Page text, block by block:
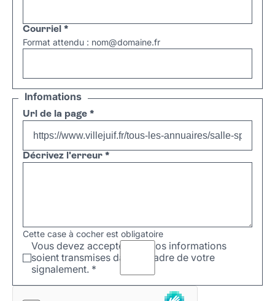
Courriel *
Format attendu : nom@domaine.fr
Infomations
Url de la page *
Décrivez l'erreur *
Cette case à cocher est obligatoire
Vous devez accepter que vos informations
soient transmises dans le cadre de votre
signalement. *